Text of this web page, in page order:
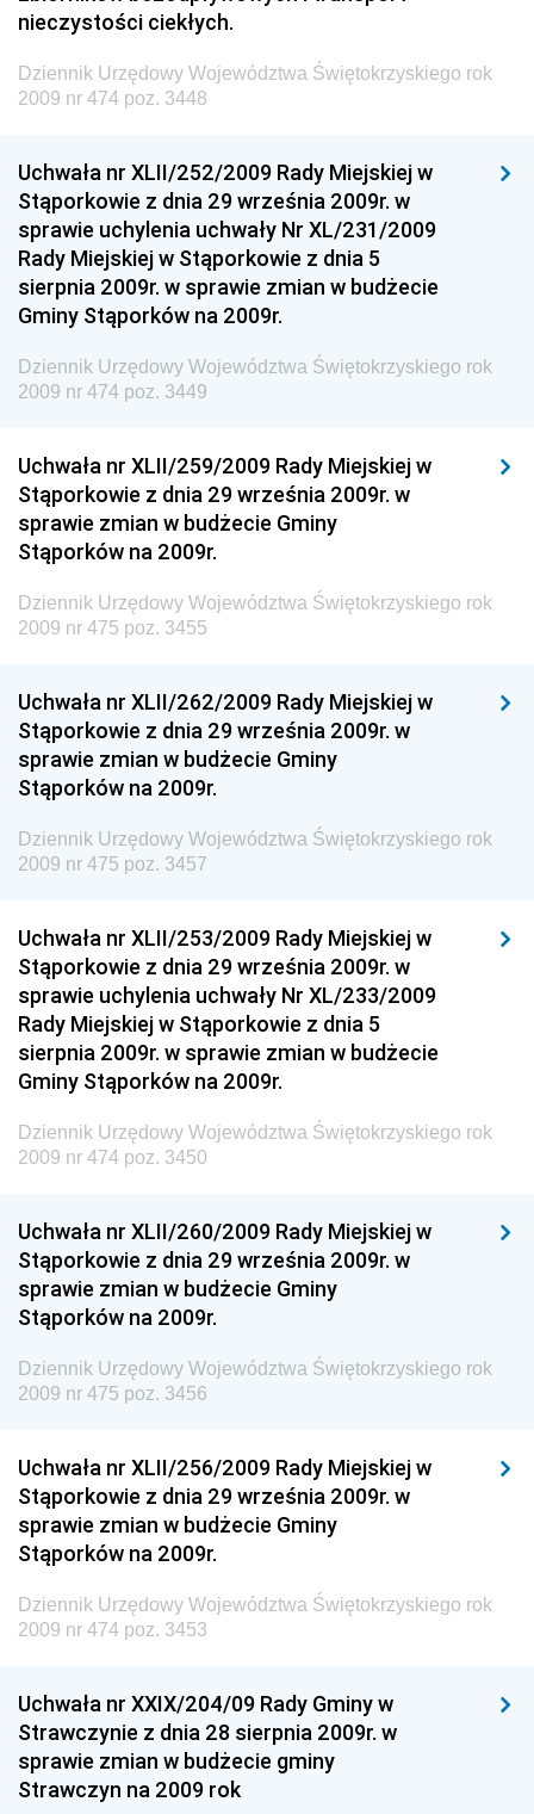
Dziennik Urzędowy Naczelnego Dyrektora Archiwów
Państwowych
Dziennik Urzędowy Ministra Finansów, Inwestycji i
Rozwoju
Dziennik Urzędowy Ministra Sportu
Dziennik Urzędowy Ministra Funduszy i Polityki
Regionalnej
Dziennik Urzędowy Ministra Aktywów Państwowych
Dziennik Urzędowy Ministra Zdrowia
Dziennik Urzędowy Ministra Środowiska i Głównego
Inspektora Ochrony Środowiska
Dziennik Urzędowy Ministerstwa Kultury, Dziedzictwa
Narodowego i Sportu
Dziennik Urzędowy Ministra Finansów, Funduszy i
Dziennik Urzędowy Ministra Rozwoju, Pracy i
Dziennik Urzędowy Ministra Kultury, Dziedzictwa
Narodowego i Sportu
Dziennik Urzędowy Ministra Rodziny i Polityki
Społecznej
Dziennik Urzędowy Komendy Głównej Straży
Granicznej
Drogowego
Dziennik Urzędowy Narodowego Banku Polskiego
Dziennik Urzędowy Komendy Głównej Policji
Dziennik Urzędowy Ministra Pracy i Polityki
Społecznej
Dziennik Urzędowy Ministra Transportu, Budownictwa
i Gospodarki Morskiej
Dziennik Urzędowy Ministra Spraw Zagranicznych
Dziennik Urzędowy Centralnego Biura
Antykorupcyjnego
Wewnętrznego
Dziennik Urzędowy Urzędu Patentowego
Dziennik Urzędowy Generalnej Dyrekcji Dróg
Krajowych i Autostrad
Dziennik Urzędowy Ministra Środowiska
Dziennik Urzędowy Ministra Edukacji
Dziennik Urzędowy Ministra Przemysłu
Dziennik Urzędowy Ministra Finansów i Gospodarki
Dziennik Urzędowy Ministra do Spraw Unii
nieczystości ciekłych.
Dziennik Urzędowy Województwa Świętokrzyskiego rok
2009 nr 474 poz. 3448
Uchwała nr XLII/252/2009 Rady Miejskiej w
Stąporkowie z dnia 29 września 2009r. w
sprawie uchylenia uchwały Nr XL/231/2009
Rady Miejskiej w Stąporkowie z dnia 5
sierpnia 2009r. w sprawie zmian w budżecie
Gminy Stąporków na 2009r.
Dziennik Urzędowy Województwa Świętokrzyskiego rok
2009 nr 474 poz. 3449
Uchwała nr XLII/259/2009 Rady Miejskiej w
Stąporkowie z dnia 29 września 2009r. w
sprawie zmian w budżecie Gminy
Stąporków na 2009r.
Dziennik Urzędowy Województwa Świętokrzyskiego rok
2009 nr 475 poz. 3455
Uchwała nr XLII/262/2009 Rady Miejskiej w
Stąporkowie z dnia 29 września 2009r. w
sprawie zmian w budżecie Gminy
Stąporków na 2009r.
Dziennik Urzędowy Województwa Świętokrzyskiego rok
2009 nr 475 poz. 3457
Uchwała nr XLII/253/2009 Rady Miejskiej w
Stąporkowie z dnia 29 września 2009r. w
sprawie uchylenia uchwały Nr XL/233/2009
Rady Miejskiej w Stąporkowie z dnia 5
sierpnia 2009r. w sprawie zmian w budżecie
Gminy Stąporków na 2009r.
Dziennik Urzędowy Województwa Świętokrzyskiego rok
2009 nr 474 poz. 3450
Uchwała nr XLII/260/2009 Rady Miejskiej w
Stąporkowie z dnia 29 września 2009r. w
sprawie zmian w budżecie Gminy
Stąporków na 2009r.
Dziennik Urzędowy Województwa Świętokrzyskiego rok
2009 nr 475 poz. 3456
Uchwała nr XLII/256/2009 Rady Miejskiej w
Stąporkowie z dnia 29 września 2009r. w
sprawie zmian w budżecie Gminy
Stąporków na 2009r.
Dziennik Urzędowy Województwa Świętokrzyskiego rok
2009 nr 474 poz. 3453
Uchwała nr XXIX/204/09 Rady Gminy w
Strawczynie z dnia 28 sierpnia 2009r. w
sprawie zmian w budżecie gminy
Strawczyn na 2009 rok